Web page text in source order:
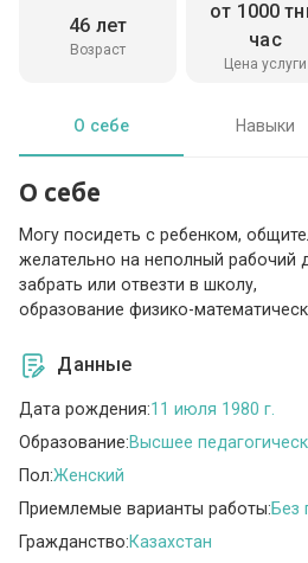
Возраст
46 лет
Цена услуги
от 1000
час
О себе Навыки
О себе
Могу посидеть с ребенком,
желательно на неполный рабочий
забрать или отвезти в школу,
образование физико-
Данные
Дата рождения:11 июля 1980 г.
Образование:Высшее
Пол:Женский
Приемлемые варианты работы:Без
Гражданство:Казахстан